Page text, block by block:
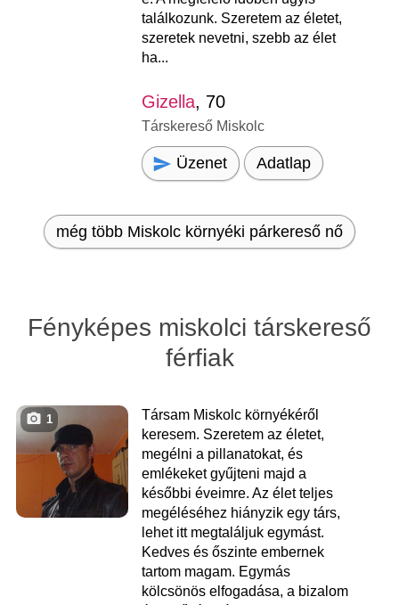
találkozunk. Szeretem az életet,
szeretek nevetni, szebb az élet
ha...
Gizella, 70
Társkereső Miskolc
Üzenet Adatlap
még több Miskolc környéki párkereső nő
Fényképes miskolci társkereső
férfiak
1
Társam Miskolc környékéről
keresem. Szeretem az életet,
megélni a pillanatokat, és
emlékeket gyűjteni majd a
későbbi éveimre. Az élet teljes
megéléséhez hiányzik egy társ,
lehet itt megtaláljuk egymást.
Kedves és őszinte embernek
tartom magam. Egymás
kölcsönös elfogadása, a bizalom